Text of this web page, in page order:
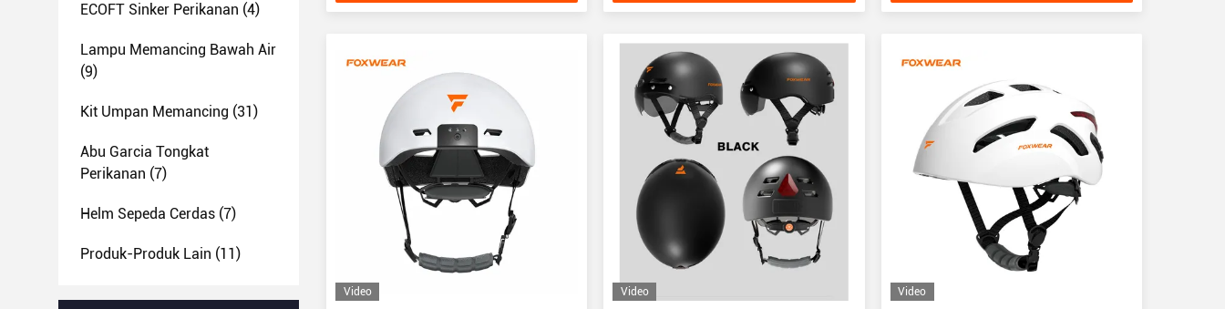
ECOFT Sinker Perikanan (4)
Lampu Memancing Bawah Air
(9)
Kit Umpan Memancing (31)
Abu Garcia Tongkat
Perikanan (7)
Helm Sepeda Cerdas (7)
Produk-Produk Lain (11)
Video Video Video